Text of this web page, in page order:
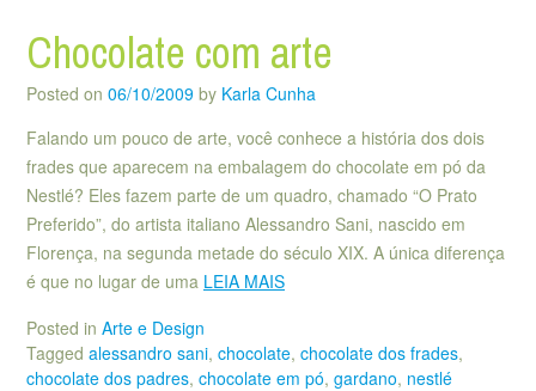
Chocolate com arte
Posted on 06/10/2009 by Karla Cunha
Falando um pouco de arte, você conhece a história dos dois
frades que aparecem na embalagem do chocolate em pó da
Nestlé? Eles fazem parte de um quadro, chamado “O Prato
Preferido”, do artista italiano Alessandro Sani, nascido em
Florença, na segunda metade do século XIX. A única diferença
é que no lugar de uma LEIA MAIS
Posted in Arte e Design
Tagged alessandro sani, chocolate, chocolate dos frades,
chocolate dos padres, chocolate em pó, gardano, nestlé